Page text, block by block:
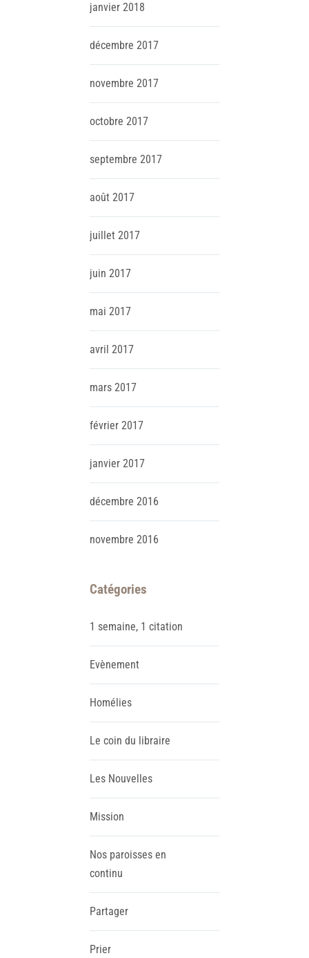
janvier 2018
décembre 2017
novembre 2017
octobre 2017
septembre 2017
août 2017
juillet 2017
juin 2017
mai 2017
avril 2017
mars 2017
février 2017
janvier 2017
décembre 2016
novembre 2016
Catégories
1 semaine, 1 citation
Evènement
Homélies
Le coin du libraire
Les Nouvelles
Mission
Nos paroisses en
continu
Partager
Prier